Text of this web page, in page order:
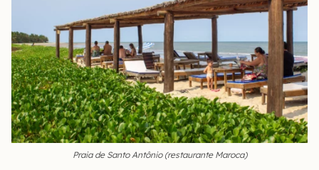
Praia de Santo Antônio (restaurante Maroca)